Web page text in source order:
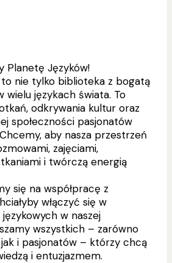
Planetę Języków!
nie tylko biblioteka z bogatą
wielu językach świata. To
odkrywania kultur oraz
społeczności pasjonatów
aby nasza przestrzeń
zajęciami,
i twórczą energią
się na współpracę z
włączyć się w
językowych w naszej
wszystkich – zarówno
i pasjonatów – którzy chcą
i entuzjazmem.